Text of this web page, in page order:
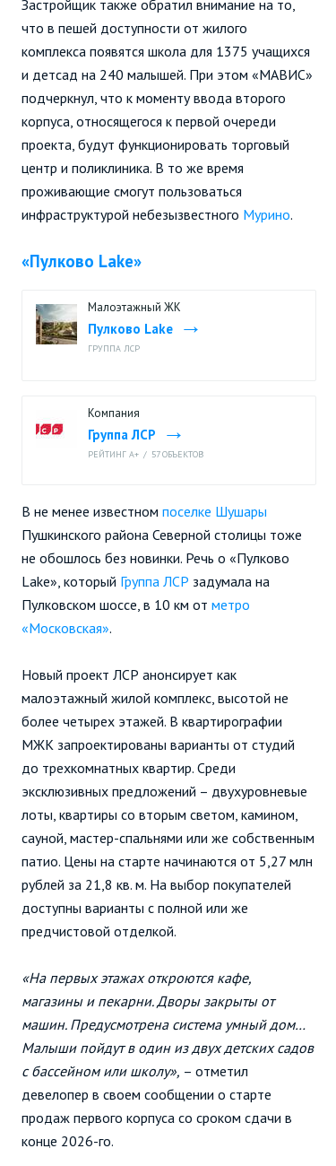
Застройщик также обратил внимание на то,
что в пешей доступности от жилого
комплекса появятся школа для 1375 учащихся
и детсад на 240 малышей. При этом «МАВИС»
подчеркнул, что к моменту ввода второго
корпуса, относящегося к первой очереди
проекта, будут функционировать торговый
центр и поликлиника. В то же время
проживающие смогут пользоваться
инфраструктурой небезызвестного Мурино.
«Пулково Lake»
Малоэтажный ЖК
Пулково Lake
ГРУППА ЛСР
Компания
Группа ЛСР
РЕЙТИНГ A+ / 57 ОБЪЕКТОВ
В не менее известном поселке Шушары
Пушкинского района Северной столицы тоже
не обошлось без новинки. Речь о «Пулково
Lake», который Группа ЛСР задумала на
Пулковском шоссе, в 10 км от метро
«Московская».
Новый проект ЛСР анонсирует как
малоэтажный жилой комплекс, высотой не
более четырех этажей. В квартирографии
МЖК запроектированы варианты от студий
до трехкомнатных квартир. Среди
эксклюзивных предложений – двухуровневые
лоты, квартиры со вторым светом, камином,
сауной, мастер-спальнями или же собственным
патио. Цены на старте начинаются от 5,27 млн
рублей за 21,8 кв. м. На выбор покупателей
доступны варианты с полной или же
предчистовой отделкой.
«На первых этажах откроются кафе,
магазины и пекарни. Дворы закрыты от
машин. Предусмотрена система умный дом…
Малыши пойдут в один из двух детских садов
с бассейном или школу», – отметил
девелопер в своем сообщении о старте
продаж первого корпуса со сроком сдачи в
конце 2026-го.